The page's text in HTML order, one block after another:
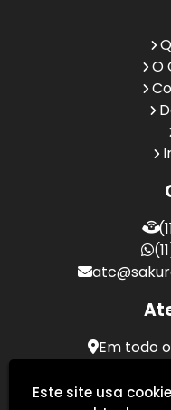
O
Em todo
Este site usa